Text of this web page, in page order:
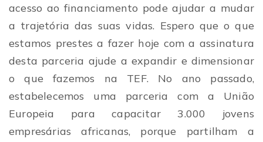
acesso ao financiamento pode ajudar a mudar
a trajetória das suas vidas. Espero que o que
estamos prestes a fazer hoje com a assinatura
desta parceria ajude a expandir e dimensionar
o que fazemos na TEF. No ano passado,
estabelecemos uma parceria com a União
Europeia para capacitar 3.000 jovens
empresárias africanas, porque partilham a